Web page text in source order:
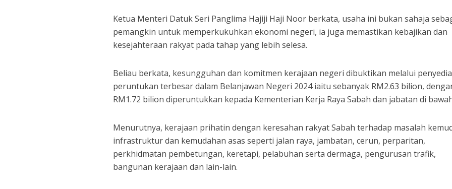
Ketua Menteri Datuk Seri Panglima Hajiji Haji Noor berkata, usaha ini bukan sahaja
pemangkin untuk memperkukuhkan ekonomi negeri, ia juga memastikan kebajikan dan
kesejahteraan rakyat pada tahap yang lebih selesa.
Beliau berkata, kesungguhan dan komitmen kerajaan negeri dibuktikan melalui
peruntukan terbesar dalam Belanjawan Negeri 2024 iaitu sebanyak RM2.63 bilion,
RM1.72 bilion diperuntukkan kepada Kementerian Kerja Raya Sabah dan jabatan di
Menurutnya, kerajaan prihatin dengan keresahan rakyat Sabah terhadap masalah
infrastruktur dan kemudahan asas seperti jalan raya, jambatan, cerun, perparitan,
perkhidmatan pembetungan, keretapi, pelabuhan serta dermaga, pengurusan trafik,
bangunan kerajaan dan lain-lain.